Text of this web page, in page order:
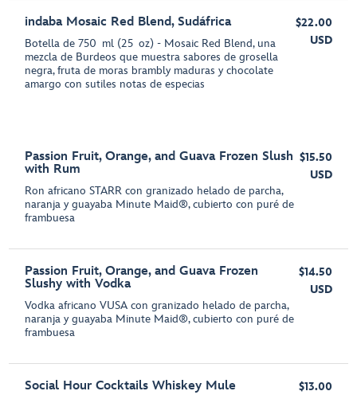
indaba Mosaic Red Blend, Sudáfrica
Botella de 750 ml (25 oz) - Mosaic Red Blend, una
mezcla de Burdeos que muestra sabores de grosella
negra, fruta de moras brambly maduras y chocolate
amargo con sutiles notas de especias
$22.00
USD
Passion Fruit, Orange, and Guava Frozen Slush
with Rum
Ron africano STARR con granizado helado de parcha,
naranja y guayaba Minute Maid®, cubierto con puré de
frambuesa
$15.50
USD
Passion Fruit, Orange, and Guava Frozen
Slushy with Vodka
Vodka africano VUSA con granizado helado de parcha,
naranja y guayaba Minute Maid®, cubierto con puré de
frambuesa
$14.50
USD
Social Hour Cocktails Whiskey Mule
$13.00